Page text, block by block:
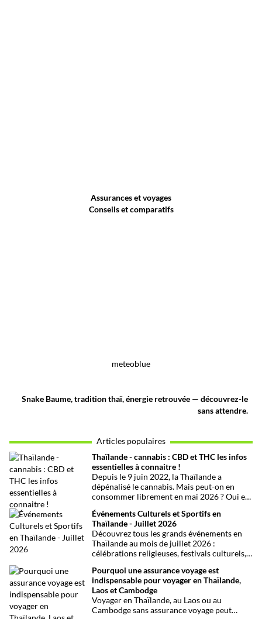
Assurances et voyages
Conseils et comparatifs
meteoblue
Snake Baume, tradition thaï, énergie retrouvée — découvrez-le
sans attendre.
Articles populaires
Thaïlande - cannabis : CBD et THC les infos
essentielles à connaitre !
Depuis le 9 juin 2022, la Thaïlande a
dépénalisé le cannabis. Mais peut-on en
consommer librement en mai 2026 ? Oui et
confusions qui peuvent avoir de grosses
conséquences ! Explications.
Événements Culturels et Sportifs en
Thaïlande - Juillet 2026
Découvrez tous les grands événements en
Thaïlande au mois de juillet 2026 :
célébrations religieuses, festivals culturels,
et fêtes locales. Une sélection
chronologique complète pour ne rien
manquer !
Pourquoi une assurance voyage est
indispensable pour voyager en Thaïlande,
Laos et Cambodge
Voyager en Thaïlande, au Laos ou au
Cambodge sans assurance voyage peut